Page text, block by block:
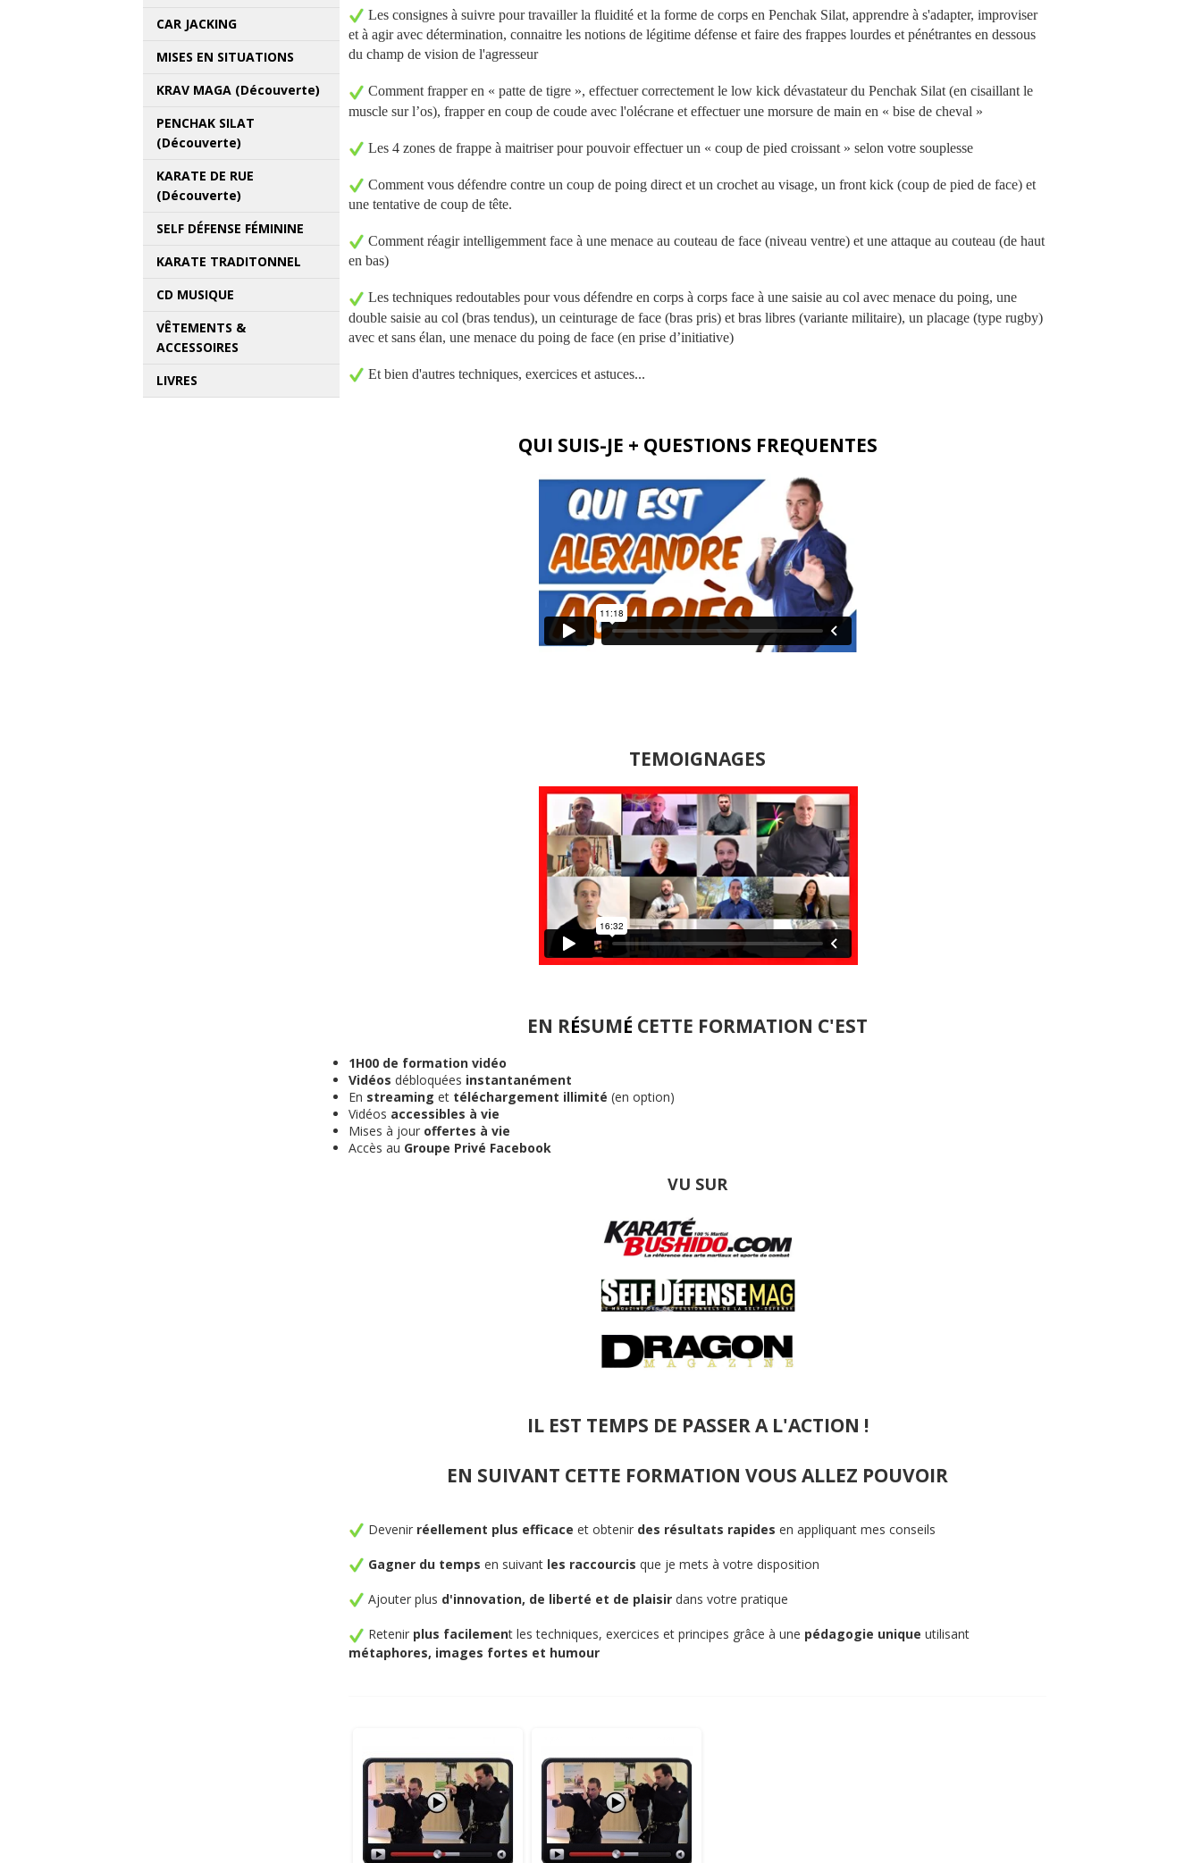
CAR JACKING
MISES EN SITUATIONS
KRAV MAGA (Découverte)
PENCHAK SILAT
(Découverte)
KARATE DE RUE
(Découverte)
SELF DÉFENSE FÉMININE
KARATE TRADITONNEL
CD MUSIQUE
VÊTEMENTS &
ACCESSOIRES
LIVRES
Les consignes à suivre pour travailler la fluidité et la forme de corps en Penchak Silat, apprendre à s'adapter, improviser
et à agir avec détermination, connaitre les notions de légitime défense et faire des frappes lourdes et pénétrantes en dessous
du champ de vision de l'agresseur
Comment frapper en « patte de tigre », effectuer correctement le low kick dévastateur du Penchak Silat (en cisaillant le
muscle sur l’os), frapper en coup de coude avec l'olécrane et effectuer une morsure de main en « bise de cheval »
Les 4 zones de frappe à maitriser pour pouvoir effectuer un « coup de pied croissant » selon votre souplesse
Comment vous défendre contre un coup de poing direct et un crochet au visage, un front kick (coup de pied de face) et
une tentative de coup de tête.
Comment réagir intelligemment face à une menace au couteau de face (niveau ventre) et une attaque au couteau (de haut
en bas)
Les techniques redoutables pour vous défendre en corps à corps face à une saisie au col avec menace du poing, une
double saisie au col (bras tendus), un ceinturage de face (bras pris) et bras libres (variante militaire), un placage (type rugby)
avec et sans élan, une menace du poing de face (en prise d’initiative)
Et bien d'autres techniques, exercices et astuces...
QUI SUIS-JE + QUESTIONS FREQUENTES
TEMOIGNAGES
EN RÉSUMÉ CETTE FORMATION C'EST
1H00 de formation vidéo
Vidéos débloquées instantanément
En streaming et téléchargement illimité (en option)
Vidéos accessibles à vie
Mises à jour offertes à vie
Accès au Groupe Privé Facebook
VU SUR
IL EST TEMPS DE PASSER A L'ACTION !
EN SUIVANT CETTE FORMATION VOUS ALLEZ POUVOIR
Devenir réellement plus efficace et obtenir des résultats rapides en appliquant mes conseils
Gagner du temps en suivant les raccourcis que je mets à votre disposition
Ajouter plus d'innovation, de liberté et de plaisir dans votre pratique
Retenir plus facilement les techniques, exercices et principes grâce à une pédagogie unique utilisant
métaphores, images fortes et humour